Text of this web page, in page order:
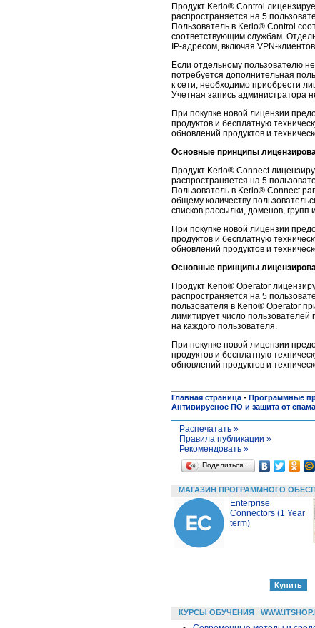
Продукт Kerio® Control
распространяется на 5
Пользователь в Kerio® Control
соответствующим службам.
IP-адресом, включая VPN-
Если отдельному пользователю
потребуется дополнительная
к сети, необходимо приобрести
Учетная запись администратора
При покупке новой лицензии
продуктов и бесплатную
обновлений продуктов и
Основные принципы
Продукт Kerio® Connect
распространяется на 5
Пользователь в Kerio® Connect
общему количеству
списков рассылки, доменов, групп
При покупке новой лицензии
продуктов и бесплатную
обновлений продуктов и
Основные принципы
Продукт Kerio® Operator
распространяется на 5
пользователя в Kerio® Operator
лимитирует число
на каждого пользователя.
При покупке новой лицензии
продуктов и бесплатную
обновлений продуктов и
Главная страница - Программные
Антивирусное ПО и защита от спама
Распечатать »
Правила публикации »
Рекомендовать »
Поделиться…
МАГАЗИН ПРОГРАММНОГО
Enterprise
Connectors (1 Year
term)
КУРСЫ ОБУЧЕНИЯ